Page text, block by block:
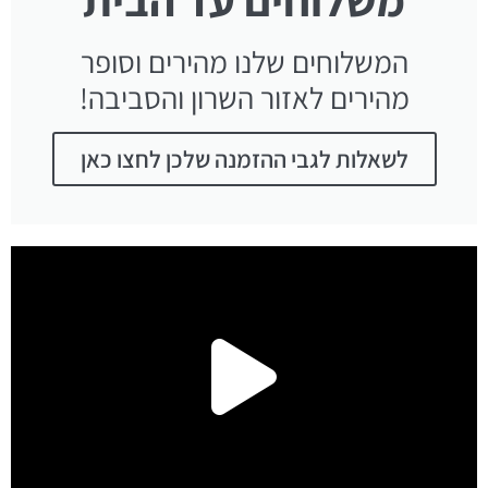
המשלוחים שלנו מהירים וסופר
מהירים לאזור השרון והסביבה!
לשאלות לגבי ההזמנה שלכן לחצו כאן